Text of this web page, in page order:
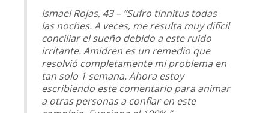
Ismael Rojas, 43 – “Sufro tinnitus todas
las noches. A veces, me resulta muy difícil
conciliar el sueño debido a este ruido
irritante. Amidren es un remedio que
resolvió completamente mi problema en
tan solo 1 semana. Ahora estoy
escribiendo este comentario para animar
a otras personas a confiar en este